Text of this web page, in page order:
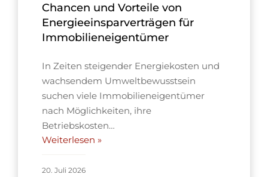
Chancen und Vorteile von
Energieeinsparverträgen für
Immobilieneigentümer
In Zeiten steigender Energiekosten und
wachsendem Umweltbewusstsein
suchen viele Immobilieneigentümer
nach Möglichkeiten, ihre
Betriebskosten…
Weiterlesen »
20. Juli 2026